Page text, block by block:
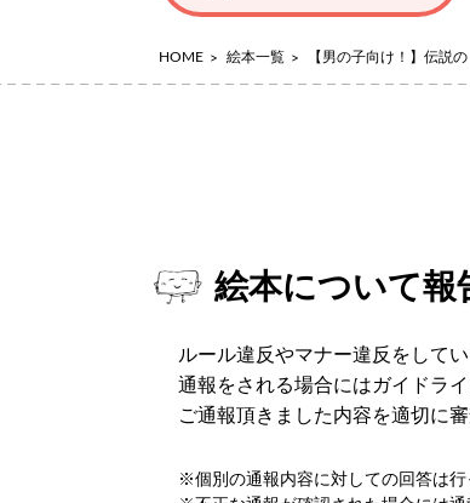
HOME 絵本一覧 【男の子向け！】伝説
絵本について報
ルール違反やマナー違反をして
通報をされる場合にはガイドラ
ご通報頂きました内容を適切に
※個別の通報内容に対しての回答は行